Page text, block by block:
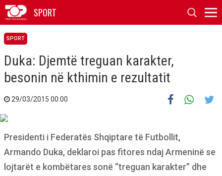
SPORT
SPORT
Duka: Djemtë treguan karakter,
besonin në kthimin e rezultatit
29/03/2015 00:00
Presidenti i Federatës Shqiptare të Futbollit,
Armando Duka, deklaroi pas fitores ndaj Armeninë se
lojtarët e kombëtares sonë “treguan karakter” dhe